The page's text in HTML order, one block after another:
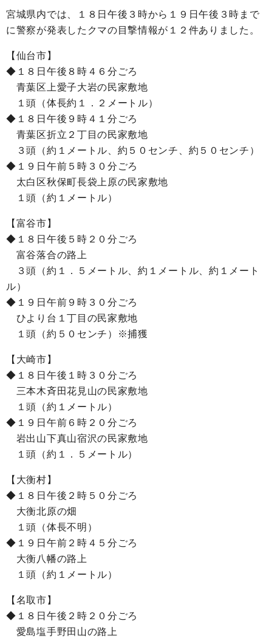
宮城県内では、１８日午後３時から１９日午後３時まで
に警察が発表したクマの目撃情報が１２件ありました。
【仙台市】
◆１８日午後８時４６分ごろ
青葉区上愛子大岩の民家敷地
１頭（体長約１．２メートル）
◆１８日午後９時４１分ごろ
青葉区折立２丁目の民家敷地
３頭（約１メートル、約５０センチ、約５０センチ）
◆１９日午前５時３０分ごろ
太白区秋保町長袋上原の民家敷地
１頭（約１メートル）
【富谷市】
◆１８日午後５時２０分ごろ
富谷落合の路上
３頭（約１．５メートル、約１メートル、約１メート
ル）
◆１９日午前９時３０分ごろ
ひより台１丁目の民家敷地
１頭（約５０センチ）※捕獲
【大崎市】
◆１８日午後１時３０分ごろ
三本木斉田花見山の民家敷地
１頭（約１メートル）
◆１９日午前６時２０分ごろ
岩出山下真山宿沢の民家敷地
１頭（約１．５メートル）
【大衡村】
◆１８日午後２時５０分ごろ
大衡北原の畑
１頭（体長不明）
◆１９日午前２時４５分ごろ
大衡八幡の路上
１頭（約１メートル）
【名取市】
◆１８日午後２時２０分ごろ
愛島塩手野田山の路上